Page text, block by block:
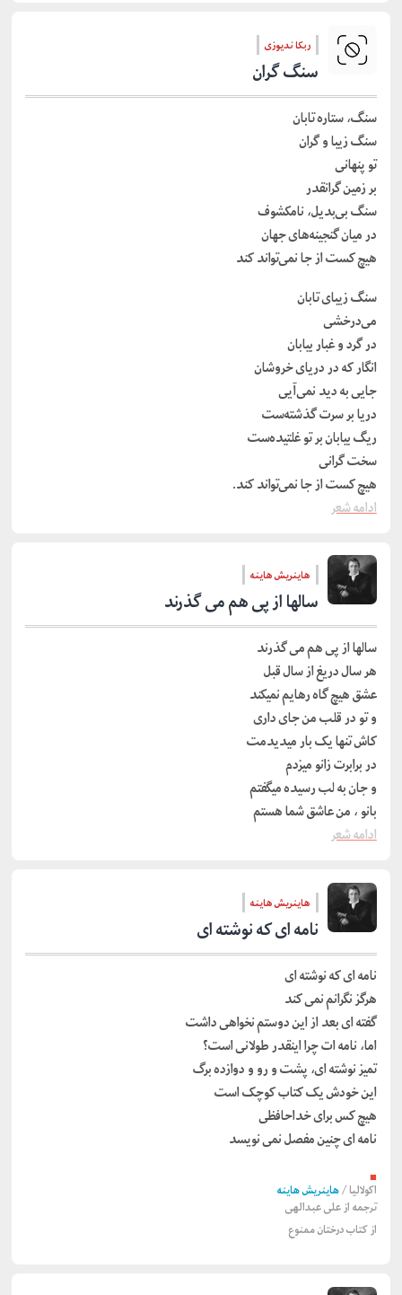
ربکا ندیوزی
سنگ گران
سنگ، ستاره تابان
سنگ زیبا و گران
تو پنهانی
بر زمین گرانقدر
سنگ بی‌بدیل، نامکشوف
در میان گنجینه‌های جهان
هیچ کست از جا نمی‌تواند کند
سنگ زیبای تابان
می‌درخشی
در گرد و غبار بیابان
انگار که در دریای خروشان
جایی به دید نمی‌آیی
دریا بر سرت گذشته‌ست
ریگ بیابان بر تو غلتیده‌ست
سخت گرانی
هیچ کست از جا نمی‌تواند کند.
ادامه شعر
هاینریش هاینه
سالها از پی هم می گذرند
سالها از پی هم می گذرند
هر سال دریغ از سال قبل
عشق هیچ گاه رهایم نمیکند
و تو در قلب من جای داری
کاش تنها یک بار میدیدمت
در برابرت زانو میزدم
و جان به لب رسیده میگفتم
بانو ، من عاشق شما هستم
ادامه شعر
هاینریش هاینه
نامه ای که نوشته ای
نامه ای که نوشته ای
هرگز نگرانم نمی کند
گفته ای بعد از این دوستم نخواهی داشت
اما، نامه ات چرا اینقدر طولانی است؟
تمیز نوشته ای، پشت و رو و دوازده برگ
این خودش یک کتاب کوچک است
هیچ کس برای خداحافظی
نامه ای چنین مفصل نمی نویسد
■
اکولالیا/هاینریش هاینه
ترجمه ازعلی عبدالهی
از کتاب درختان ممنوع